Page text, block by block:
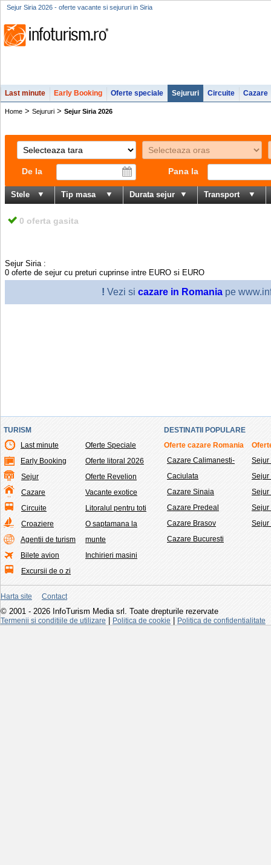
Sejur Siria 2026 - oferte vacante si sejururi in Siria
Last minute Early Booking Oferte speciale Sejururi Circuite Cazare
Home > Sejururi > Sejur Siria 2026
De la Pana la
Stele Tip masa Durata sejur Transport
0 oferta gasita
Sejur Siria :
0 oferte de sejur cu preturi cuprinse intre EURO si EURO
! Vezi si cazare in Romania pe
TURISM
Last minute
Early Booking
Sejur
Cazare
Circuite
Croaziere
Agentii de turism
Bilete avion
Excursii de o zi
Oferte Speciale
Oferte litoral 2026
Oferte Revelion
Vacante exotice
Litoralul pentru toti
O saptamana la
munte
Inchirieri masini
DESTINATII POPULARE
Oferte cazare Romania
Cazare Calimanesti-
Caciulata
Cazare Sinaia
Cazare Predeal
Cazare Brasov
Cazare Bucuresti
Sejur
Sejur
Sejur
Sejur
Sejur
Harta site Contact
© 2001 - 2026 InfoTurism Media srl. Toate drepturile rezervate
Termenii si conditiile de utilizare Politica de cookie Politica de confidentialitate